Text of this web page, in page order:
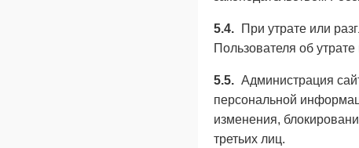
5.4.
При утрате или
Пользователя об
5.5. Администрация
персональной
изменения,
третьих лиц.